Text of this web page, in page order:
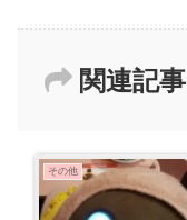
関連記事
その他